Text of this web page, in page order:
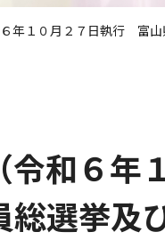
年１０月２７日執行 富
令和６
選挙及